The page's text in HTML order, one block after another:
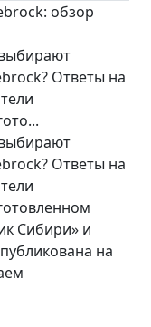
обзор
Ответы на
Ответы на
Сибири» и
на